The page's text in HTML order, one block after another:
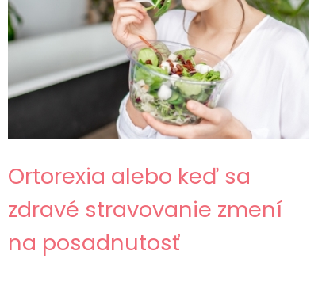
Ortorexia alebo keď sa
zdravé stravovanie zmení
na posadnutosť